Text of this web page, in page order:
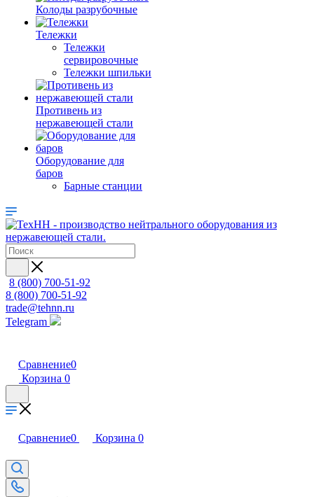
Колоды разрубочные
Тележки
Тележки
сервировочные
Тележки шпильки
Противень из
нержавеющей стали
Оборудование для
баров
Барные станции
8 (800) 700-51-92
8 (800) 700-51-92
trade@tehnn.ru
Telegram
Сравнение0
Корзина 0
Сравнение0 Корзина 0